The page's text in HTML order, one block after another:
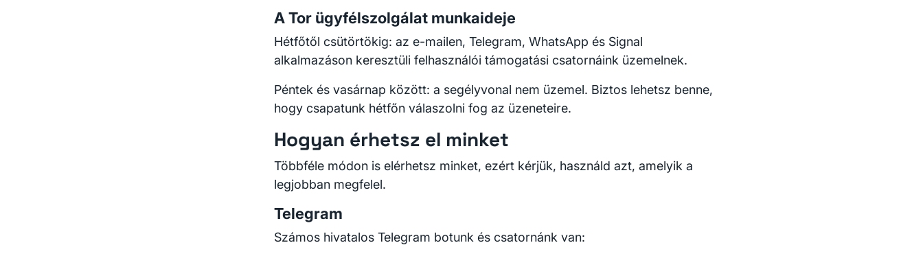
A Tor ügyfélszolgálat munkaideje
Hétfőtől csütörtökig: az e-mailen, Telegram, WhatsApp és Signal
alkalmazáson keresztüli felhasználói támogatási csatornáink üzemelnek.
Péntek és vasárnap között: a segélyvonal nem üzemel. Biztos lehetsz benne,
hogy csapatunk hétfőn válaszolni fog az üzeneteire.
Hogyan érhetsz el minket
Többféle módon is elérhetsz minket, ezért kérjük, használd azt, amelyik a
legjobban megfelel.
Telegram
Számos hivatalos Telegram botunk és csatornánk van: